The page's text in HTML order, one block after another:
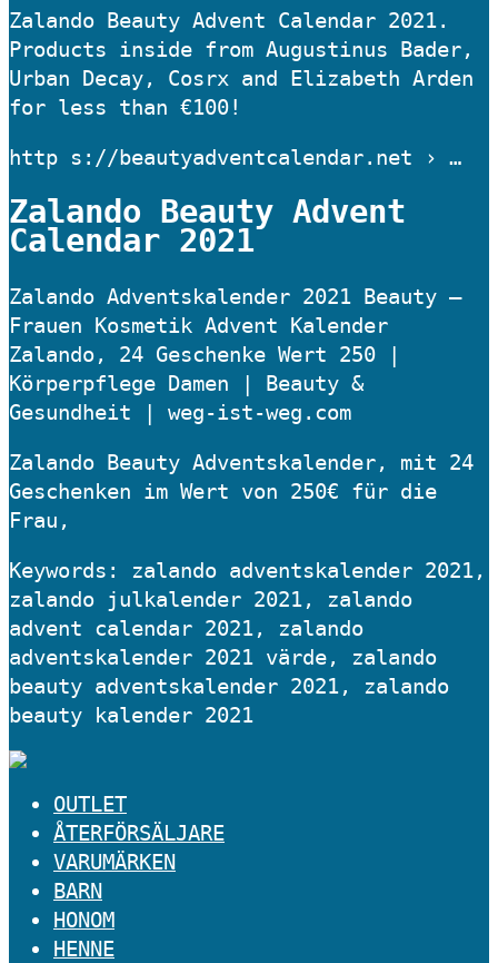
Zalando Beauty Advent Calendar 2021.
Products inside from Augustinus Bader,
Urban Decay, Cosrx and Elizabeth Arden
for less than €100!
http s://beautyadventcalendar.net › …
Zalando Beauty Advent
Calendar 2021
Zalando Adventskalender 2021 Beauty –
Frauen Kosmetik Advent Kalender
Zalando, 24 Geschenke Wert 250 |
Körperpflege Damen | Beauty &
Gesundheit | weg-ist-weg.com
Zalando Beauty Adventskalender, mit 24
Geschenken im Wert von 250€ für die
Frau,
Keywords: zalando adventskalender 2021,
zalando julkalender 2021, zalando
advent calendar 2021, zalando
adventskalender 2021 värde, zalando
beauty adventskalender 2021, zalando
beauty kalender 2021
OUTLET
ÅTERFÖRSÄLJARE
VARUMÄRKEN
BARN
HONOM
HENNE